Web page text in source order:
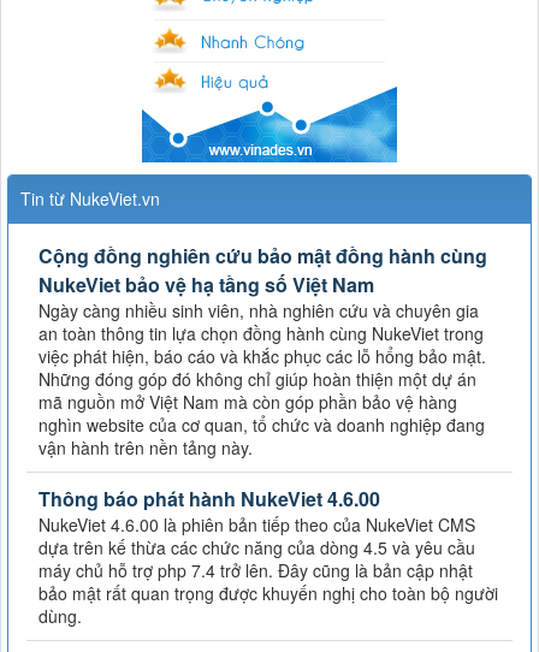
Tin từ NukeViet.vn
Cộng đồng nghiên cứu bảo mật đồng hành cùng
NukeViet bảo vệ hạ tầng số Việt Nam
Ngày càng nhiều sinh viên, nhà nghiên cứu và chuyên gia
an toàn thông tin lựa chọn đồng hành cùng NukeViet trong
việc phát hiện, báo cáo và khắc phục các lỗ hổng bảo mật.
Những đóng góp đó không chỉ giúp hoàn thiện một dự án
mã nguồn mở Việt Nam mà còn góp phần bảo vệ hàng
nghìn website của cơ quan, tổ chức và doanh nghiệp đang
vận hành trên nền tảng này.
Thông báo phát hành NukeViet 4.6.00
NukeViet 4.6.00 là phiên bản tiếp theo của NukeViet CMS
dựa trên kế thừa các chức năng của dòng 4.5 và yêu cầu
máy chủ hỗ trợ php 7.4 trở lên. Đây cũng là bản cập nhật
bảo mật rất quan trọng được khuyến nghị cho toàn bộ người
dùng.